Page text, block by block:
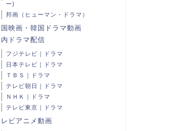
ー)
邦画（ヒューマン・ドラマ）
映画・韓国ドラマ動画
内ドラマ配信
フジテレビ｜ドラマ
日本テレビ｜ドラマ
ＴＢＳ｜ドラマ
テレビ朝日｜ドラマ
ＮＨＫ｜ドラマ
テレビ東京｜ドラマ
レビアニメ動画